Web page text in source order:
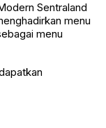
Sentraland
menu
menu